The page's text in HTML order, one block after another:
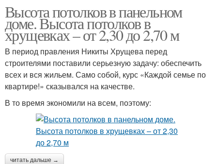
Высота потолков в панельном
доме. Высота потолков в
хрущевках – от 2,30 до 2,70 м
В период правления Никиты Хрущева перед
строителями поставили серьезную задачу: обеспечить
всех и вся жильем. Само собой, курс «Каждой семье по
квартире!» сказывался на качестве.
В то время экономили на всем, поэтому:
читать дальше →